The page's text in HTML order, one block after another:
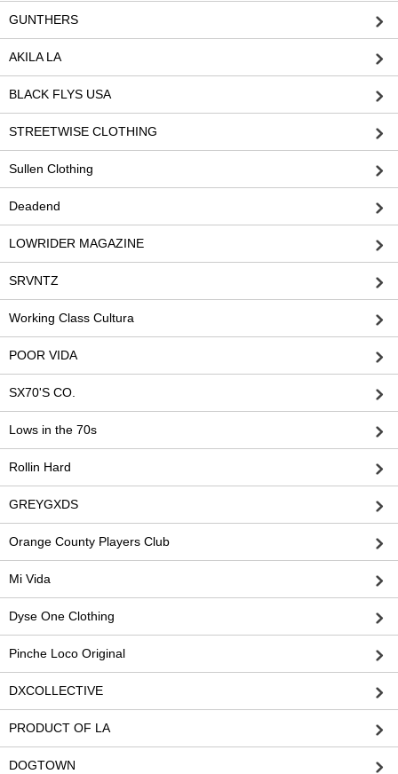
GUNTHERS
AKILA LA
BLACK FLYS USA
STREETWISE CLOTHING
Sullen Clothing
Deadend
LOWRIDER MAGAZINE
SRVNTZ
Working Class Cultura
POOR VIDA
SX70'S CO.
Lows in the 70s
Rollin Hard
GREYGXDS
Orange County Players Club
Mi Vida
Dyse One Clothing
Pinche Loco Original
DXCOLLECTIVE
PRODUCT OF LA
DOGTOWN